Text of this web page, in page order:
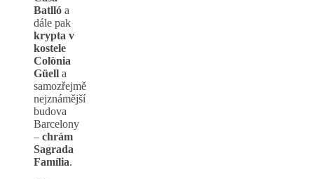
Batlló a
dále pak
krypta v
kostele
Colònia
Güell a
samozřejmě
nejznámější
budova
Barcelony
– chrám
Sagrada
Família.